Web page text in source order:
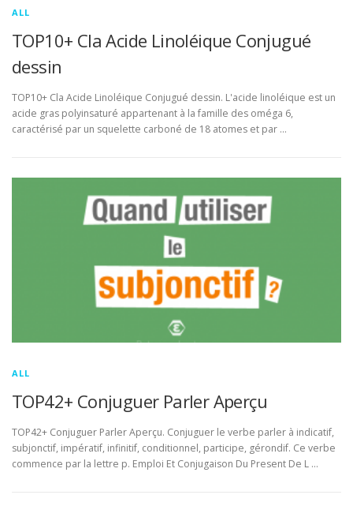
ALL
TOP10+ Cla Acide Linoléique Conjugué
dessin
TOP10+ Cla Acide Linoléique Conjugué dessin. L'acide linoléique est un
acide gras polyinsaturé appartenant à la famille des oméga 6,
caractérisé par un squelette carboné de 18 atomes et par …
ALL
TOP42+ Conjuguer Parler Aperçu
TOP42+ Conjuguer Parler Aperçu. Conjuguer le verbe parler à indicatif,
subjonctif, impératif, infinitif, conditionnel, participe, gérondif. Ce verbe
commence par la lettre p. Emploi Et Conjugaison Du Present De L …